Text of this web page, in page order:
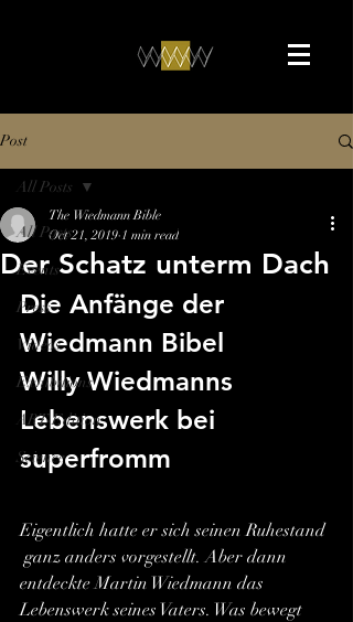
Post
All Posts
Events
Press
Videos
Exhibitions
ART-Edition
Science
All Posts
Der Schatz unterm Dach
The Wiedmann Bible
Oct 21, 2019 1 min read
Die Anfänge der
Wiedmann Bibel
Willy Wiedmanns
Lebenswerk bei
superfromm
Eigentlich hatte er sich seinen Ruhestand
ganz anders vorgestellt. Aber dann
entdeckte Martin Wiedmann das
Lebenswerk seines Vaters. Was bewegt